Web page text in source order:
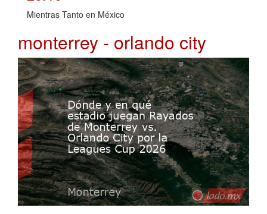
Mientras Tanto en México
monterrey - orlando city